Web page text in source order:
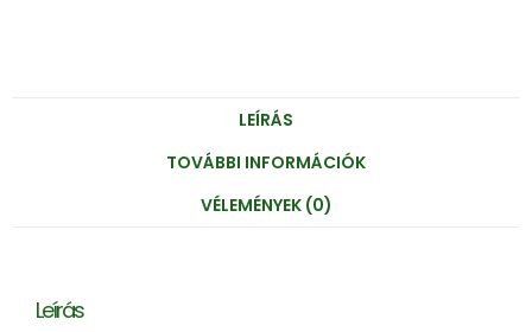
LEÍRÁS
TOVÁBBI INFORMÁCIÓK
VÉLEMÉNYEK (0)
Leírás